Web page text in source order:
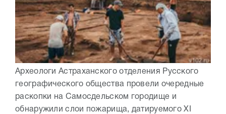
Археологи Астраханского отделения Русского
географического общества провели очередные
раскопки на Самосдельском городище и
обнаружили слои пожарища, датируемого XI